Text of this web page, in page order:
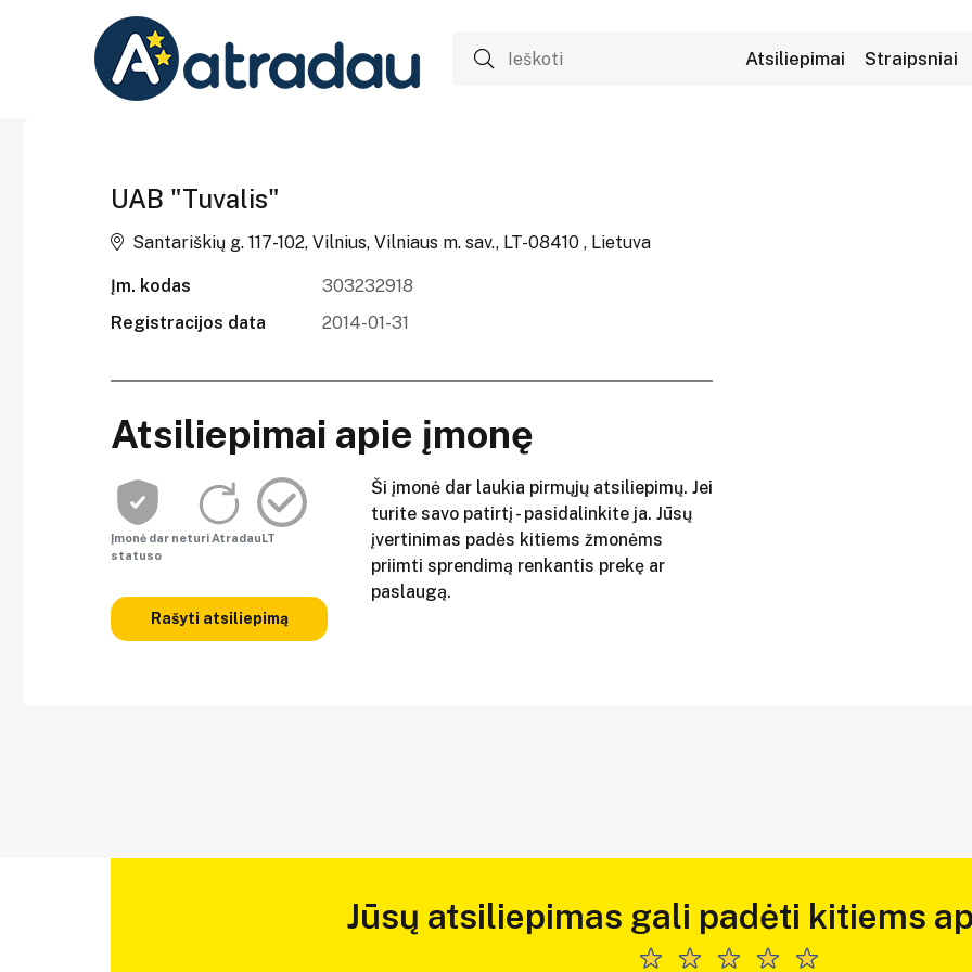
Atsiliepimai Straipsniai
UAB "Tuvalis"
Santariškių g. 117-102, Vilnius, Vilniaus m. sav., LT-08410 , Lietuva
Įm. kodas
303232918
Registracijos data
2014-01-31
Atsiliepimai apie įmonę
Įmonė dar neturi AtradauLT
statuso
Rašyti atsiliepimą
Ši įmonė dar laukia pirmųjų atsiliepimų. Jei
turite savo patirtį - pasidalinkite ja. Jūsų
įvertinimas padės kitiems žmonėms
priimti sprendimą renkantis prekę ar
paslaugą.
Jūsų atsiliepimas gali padėti kitiems